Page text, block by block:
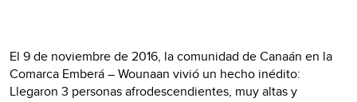
El 9 de noviembre de 2016, la comunidad de Canaán en la
Comarca Emberá – Wounaan vivió un hecho inédito:
Llegaron 3 personas afrodescendientes, muy altas y